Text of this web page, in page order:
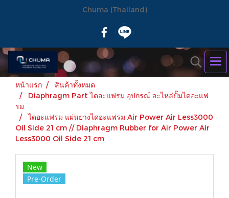
Chuma (Thailand)
หน้าแรก
สินค้าทั้งหมด
Diaphragm Part ไดอะแฟรม อุปกรณ์ อะไหล่ปั๊มไดอะแฟ
รม
ไดอะแฟรม แผ่นยางไดอะแฟรม Air Power Air Less3000
Oil Side 21 cm // Diaphragm Rubber for Air Power Air
Less3000 Oil Side 21 cm
New
Pre-Order